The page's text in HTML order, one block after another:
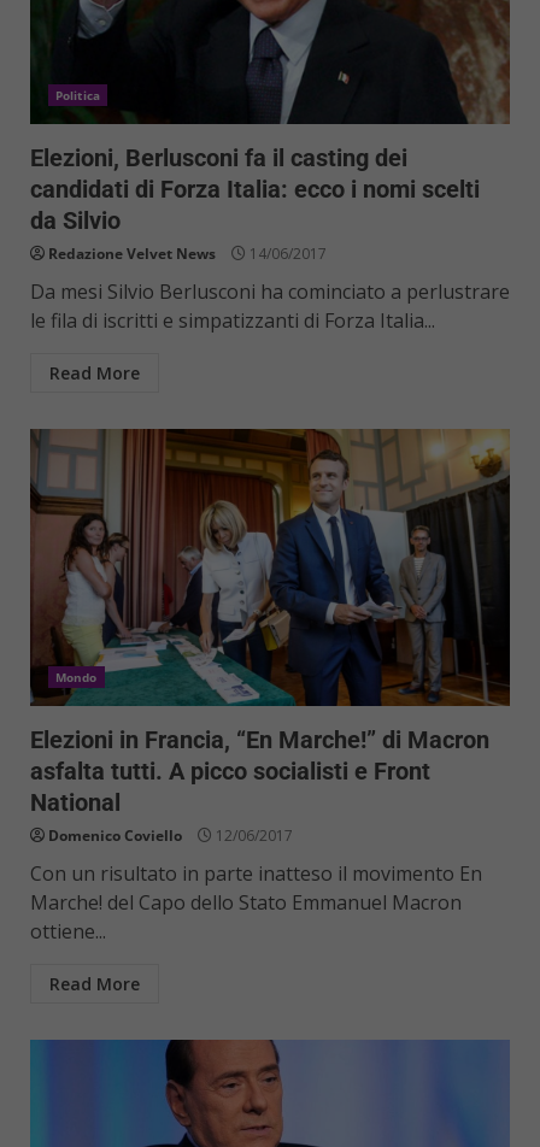
Politica
Elezioni, Berlusconi fa il casting dei
candidati di Forza Italia: ecco i nomi scelti
da Silvio
Redazione Velvet News 14/06/2017
Da mesi Silvio Berlusconi ha cominciato a perlustrare
le fila di iscritti e simpatizzanti di Forza Italia...
Read More
Mondo
Elezioni in Francia, “En Marche!” di Macron
asfalta tutti. A picco socialisti e Front
National
Domenico Coviello 12/06/2017
Con un risultato in parte inatteso il movimento En
Marche! del Capo dello Stato Emmanuel Macron
ottiene...
Read More